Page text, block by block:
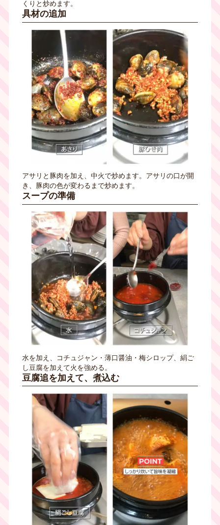
くりと炒めます。
具材の追加
アサリと豚肉を加え、中火で炒めます。アサリの口が開
き、豚肉の色が変わるまで炒めます。
スープの準備
水を加え、コチュジャン・薄口醤油・梅シロップ、絹ご
し豆腐を加えて火を強める。
豆腐追を加えて、煮込む